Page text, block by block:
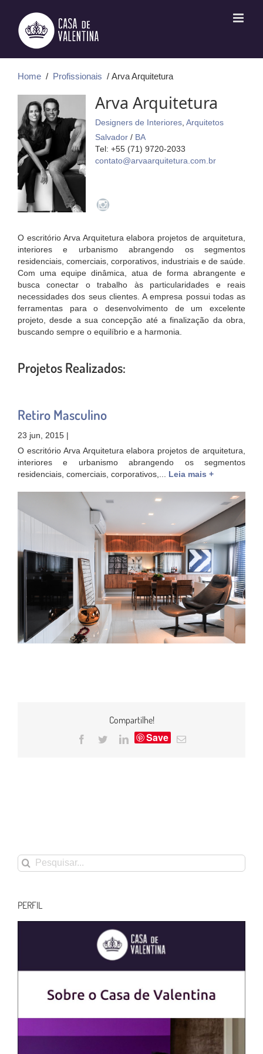
conteúdo
Home / Profissionais / Arva Arquitetura
Arva Arquitetura
Designers de Interiores Arquitetos
Salvador / BA
Tel: +55 (71) 9720-2033
contato@arvaarquitetura.com.br
O escritório Arva Arquitetura elabora projetos de arquitetura,
interiores e urbanismo abrangendo os segmentos
residenciais, comerciais, corporativos, industriais e de saúde.
Com uma equipe dinâmica, atua de forma abrangente e
busca conectar o trabalho às particularidades e reais
necessidades dos seus clientes. A empresa possui todas as
ferramentas para o desenvolvimento de um excelente
projeto, desde a sua concepção até a finalização da obra,
buscando sempre o equilíbrio e a harmonia.
Projetos Realizados:
Retiro Masculino
23 jun, 2015 |
O escritório Arva Arquitetura elabora projetos de arquitetura,
interiores e urbanismo abrangendo os segmentos
residenciais, comerciais, corporativos,... Leia mais +
Compartilhe!
Facebook
TwitterLinkedIn
Save
E-
Buscar
resultados
PERFIL